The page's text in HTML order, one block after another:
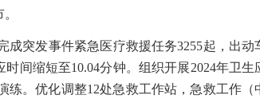
成突发事件紧急医疗救援任务3255起，出动
间缩短至10.04分钟。组织开展2024年卫生
练。优化调整12处急救工作站，急救工作（